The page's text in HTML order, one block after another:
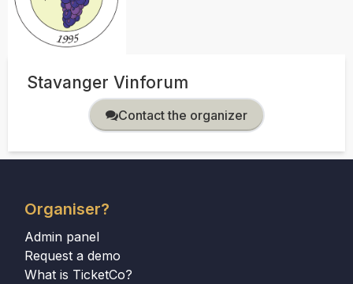
Stavanger Vinforum
Contact the organizer
Organiser?
Admin panel
Request a demo
What is TicketCo?